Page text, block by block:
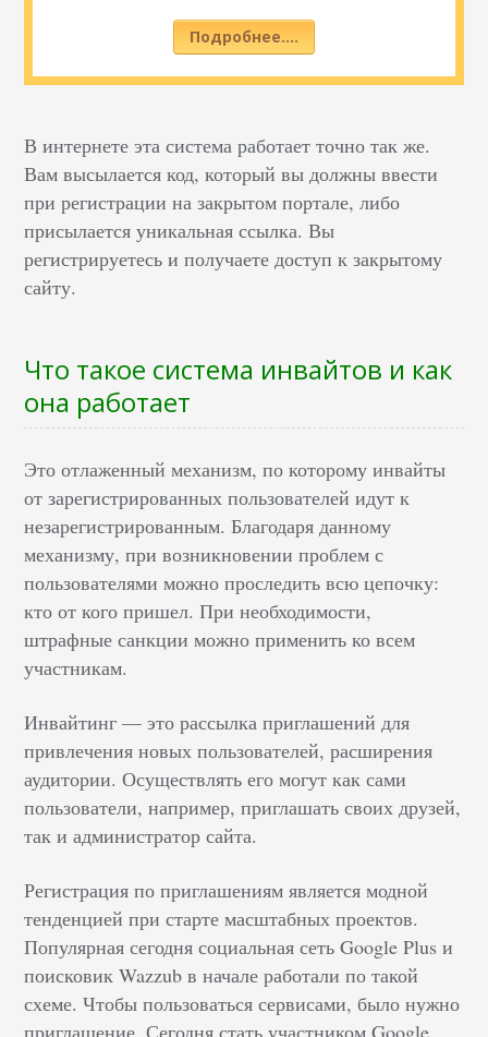
Подробнее….
В интернете эта система работает точно так же.
Вам высылается код, который вы должны ввести
при регистрации на закрытом портале, либо
присылается уникальная ссылка. Вы
регистрируетесь и получаете доступ к закрытому
сайту.
Что такое система инвайтов и как
она работает
Это отлаженный механизм, по которому инвайты
от зарегистрированных пользователей идут к
незарегистрированным. Благодаря данному
механизму, при возникновении проблем с
пользователями можно проследить всю цепочку:
кто от кого пришел. При необходимости,
штрафные санкции можно применить ко всем
участникам.
Инвайтинг — это рассылка приглашений для
привлечения новых пользователей, расширения
аудитории. Осуществлять его могут как сами
пользователи, например, приглашать своих друзей,
так и администратор сайта.
Регистрация по приглашениям является модной
тенденцией при старте масштабных проектов.
Популярная сегодня социальная сеть Google Plus и
поисковик Wazzub в начале работали по такой
схеме. Чтобы пользоваться сервисами, было нужно